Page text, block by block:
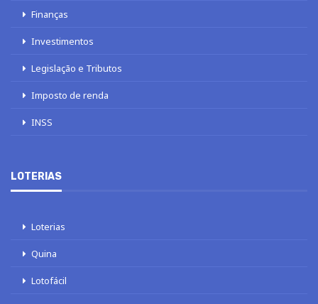
Finanças
Investimentos
Legislação e Tributos
Imposto de renda
INSS
LOTERIAS
Loterias
Quina
Lotofácil